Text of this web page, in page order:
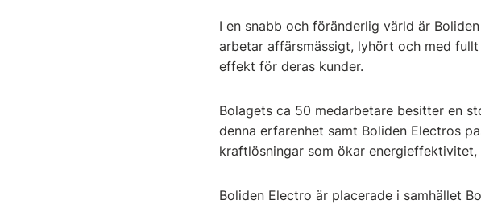
I en snabb och föränderlig värld är
arbetar affärsmässigt, lyhört och med
effekt för deras kunder.
Bolagets ca 50 medarbetare besitter en
denna erfarenhet samt Boliden Electros
kraftlösningar som ökar
Boliden Electro är placerade i samhället